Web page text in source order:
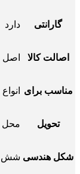
گارانتی دارد
اصالت کالا اصل
مناسب برای
تحویل محل
شکل هندسی شش